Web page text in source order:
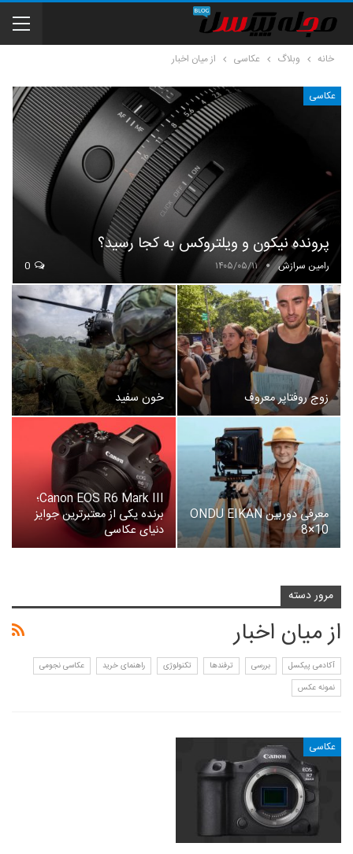
خانه وبلاگ عکاسی از میان اخبار
عکاسی
پرونده نیکون و ویلتروکس به کجا رسید؟
رامین سرازش ۱۴۰۵/۰۵/۱۱
زوج روفتاپر معروف خون سفید
معرفی دوربین ONDU EIKAN
8×10
Canon EOS R6 Mark III؛
برنده یکی از معتبرترین جوایز
دنیای عکاسی
مرور دسته
از میان اخبار
آکادمی پیکسل بررسی ترفندها تکنولوژی راهنمای خرید
عکاسی نجومی
نمونه عکس
عکاسی